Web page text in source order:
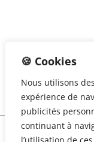
🍪 Cookies
Nous utilisons
expérience de
publicités
continuant à
Copyright